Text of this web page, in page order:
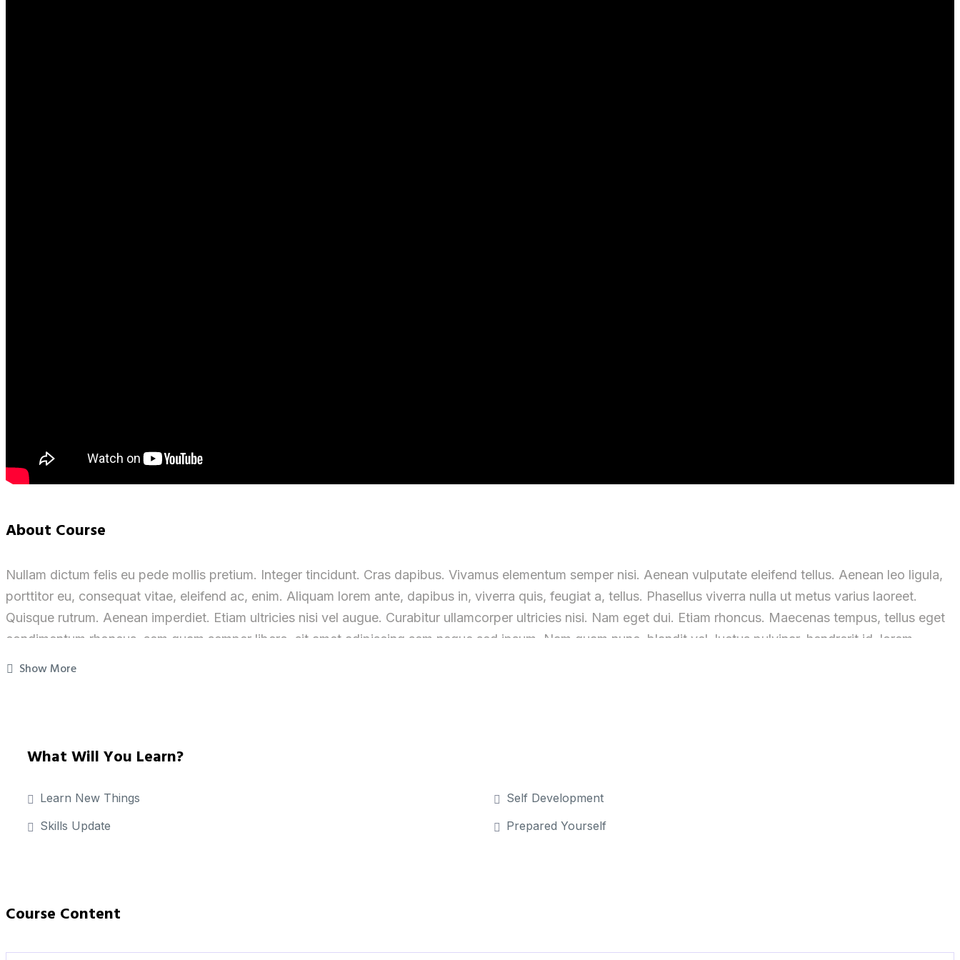
About Course
Nullam dictum felis eu pede mollis pretium. Integer tincidunt. Cras dapibus. Vivamus elementum semper nisi. Aenean vulputate eleifend tellus. Aenean leo ligula,
porttitor eu, consequat vitae, eleifend ac, enim. Aliquam lorem ante, dapibus in, viverra quis, feugiat a, tellus. Phasellus viverra nulla ut metus varius laoreet.
Quisque rutrum. Aenean imperdiet. Etiam ultricies nisi vel augue. Curabitur ullamcorper ultricies nisi. Nam eget dui. Etiam rhoncus. Maecenas tempus, tellus eget
condimentum rhoncus, sem quam semper libero, sit amet adipiscing sem neque sed ipsum. Nam quam nunc, blandit vel, luctus pulvinar, hendrerit id, lorem.
Maecenas nec odio et ante tincidunt tempus. Donec vitae sapien ut libero venenatis faucibus. Nullam quis ante. Etiam sit amet orci eget eros faucibus tincidunt.
Show More
What Will You Learn?
Learn New Things
Self Development
Skills Update
Prepared Yourself
Course Content